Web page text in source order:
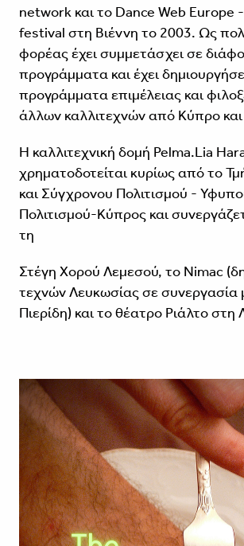
network και το Dance Web Europe
festival στη Βιέννη το 2003. Ως
φορέας έχει συμμετάσχει σε
προγράμματα και έχει
προγράμματα επιμέλειας και
άλλων καλλιτεχνών από Kύπρο και
Η καλλιτεχνική δομή Pelma.Lia
χρηματοδοτείται κυρίως από το
και Σύγχρονου Πολιτισμού -
Πολιτισμού-Κύπρος και
τη
Στέγη Χορού Λεμεσού, το Nimac
τεχνών Λευκωσίας σε συνεργασία
Πιερίδη) και το θέατρο Ριάλτο στη